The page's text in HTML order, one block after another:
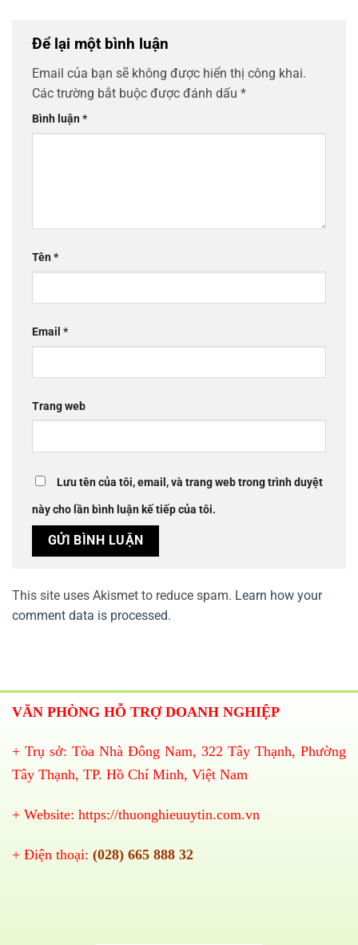
Để lại một bình luận
Email của bạn sẽ không được hiển thị công khai.
Các trường bắt buộc được đánh dấu *
Bình luận*
Tên*
Email *
Trang web
Lưu tên của tôi, email, và trang web trong trình duyệt
này cho lần bình luận kế tiếp của tôi.
This site uses Akismet to reduce spam. Learn how your
comment data is processed.
VĂN PHÒNG HỖ TRỢ DOANH NGHIỆP
+ Trụ sở: Tòa Nhà Đông Nam, 322 Tây Thạnh, Phường
Tây Thạnh, TP. Hồ Chí Minh, Việt Nam
+ Website: https://thuonghieuuytin.com.vn
+ Điện thoại: (028) 665 888 32